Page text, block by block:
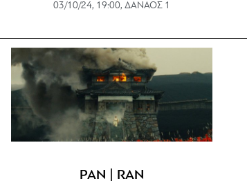
03/10/24, 19:00, ΔΑΝΑΟΣ 1
ΡΑΝ | RAN